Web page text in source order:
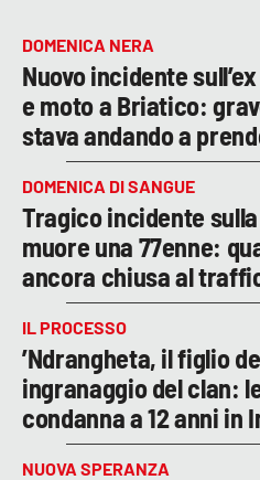
DOMENICA NERA
Nuovo incidente
e moto a Briatico:
stava andando a
DOMENICA DI SANGUE
Tragico incidente
muore una 77enne:
ancora chiusa al
IL PROCESSO
’Ndrangheta, il figlio
ingranaggio del clan:
condanna a 12 anni in
NUOVA SPERANZA